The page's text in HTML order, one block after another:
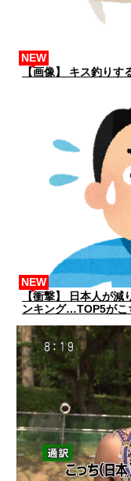
【画像】 キス釣りす
NEW
【衝撃】 日本人が
ンキング…TOP5がこ
NEW